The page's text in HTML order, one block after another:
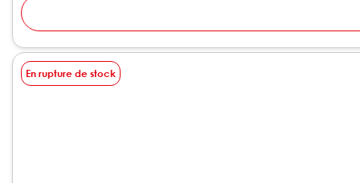
En rupture de stock